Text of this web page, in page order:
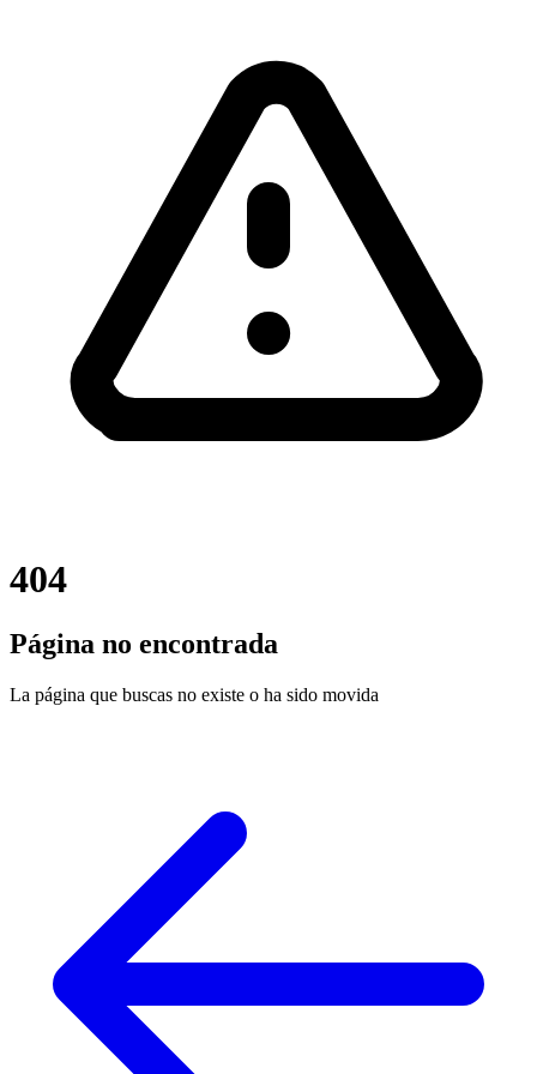
404
Página no encontrada
La página que buscas no existe o ha sido movida